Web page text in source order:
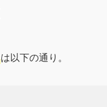
は以下の通り。